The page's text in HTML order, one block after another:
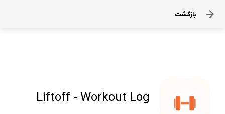
بازگشت
Liftoff - Workout Log